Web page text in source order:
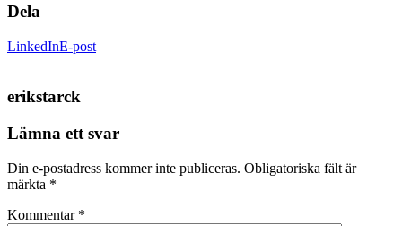
Dela
LinkedInE-post
erikstarck
Lämna ett svar
Din e-postadress kommer inte publiceras. Obligatoriska fält är
märkta *
Kommentar *